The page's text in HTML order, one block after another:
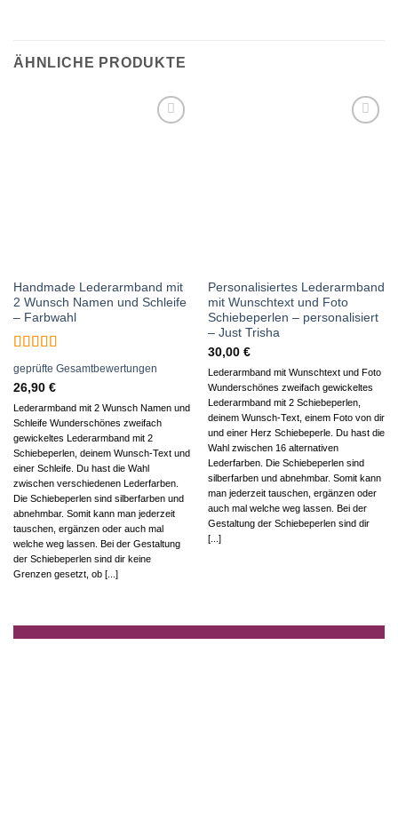
ÄHNLICHE PRODUKTE
Handmade Lederarmband mit
2 Wunsch Namen und Schleife
– Farbwahl
Bewertet
mit5von 5
geprüfte Gesamtbewertungen
26,90 €
Lederarmband mit 2 Wunsch Namen und
Schleife Wunderschönes zweifach
gewickeltes Lederarmband mit 2
Schiebeperlen, deinem Wunsch-Text und
einer Schleife. Du hast die Wahl
zwischen verschiedenen Lederfarben.
Die Schiebeperlen sind silberfarben und
abnehmbar. Somit kann man jederzeit
tauschen, ergänzen oder auch mal
welche weg lassen. Bei der Gestaltung
der Schiebeperlen sind dir keine
Grenzen gesetzt, ob [...]
Personalisiertes Lederarmband
mit Wunschtext und Foto
Schiebeperlen – personalisiert
– Just Trisha
30,00 €
Lederarmband mit Wunschtext und Foto
Wunderschönes zweifach gewickeltes
Lederarmband mit 2 Schiebeperlen,
deinem Wunsch-Text, einem Foto von dir
und einer Herz Schiebeperle. Du hast die
Wahl zwischen 16 alternativen
Lederfarben. Die Schiebeperlen sind
silberfarben und abnehmbar. Somit kann
man jederzeit tauschen, ergänzen oder
auch mal welche weg lassen. Bei der
Gestaltung der Schiebeperlen sind dir
[...]